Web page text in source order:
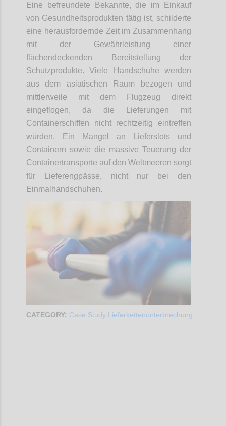
Eine befreundete Bekannte, die im Einkauf
von Gesundheitsprodukten tätig ist, schilderte
eine herausfordernde Zeit im Zusammenhang
mit der Gewährleistung einer
flächendeckenden Bereitstellung der
Schutzprodukte. Viele Handschuhe werden
aus dem asiatischen Raum bezogen und
mittlerweile mit dem Flugzeug direkt
eingeflogen, da die Lieferungen mit
Containerschiffen nicht rechtzeitig eintreffen
würden. Ein Mangel an Lieferslots und
Containern sowie die massive Teuerung der
Containertransporte auf den Weltmeeren sorgt
für Lieferengpässe, nicht nur bei den
Einmalhandschuhen.
CATEGORY: Case Study Lieferkettenunterbrechung